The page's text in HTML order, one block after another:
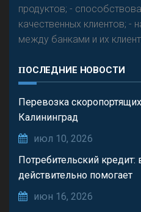
продуктов; -
качественных клиентов; -
между банками и их
ПОСЛЕДНИЕ НОВОСТИ
Перевозка
Калининград
июл 10, 2026
Потребительский кредит:
действительно помогает
июн 16, 2026